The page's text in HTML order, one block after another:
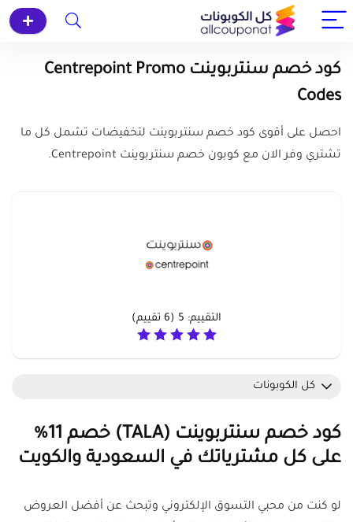
كود خصم سنتربوينت Centrepoint Promo
Codes
احصل على أقوى كود خصم سنتربوينت لتخفيضات تشمل كل ما
تشتري وفر الان مع كوبون خصم سنتربوينت Centrepoint.
التقييم: 5
(
6 تقييم)
كل الكوبونات
كود خصم سنتربوينت (TALA) خصم 11%
على كل مشترياتك في السعودية والكويت
لو كنت من محبي التسوق الإلكتروني وتبحث عن أفضل العروض